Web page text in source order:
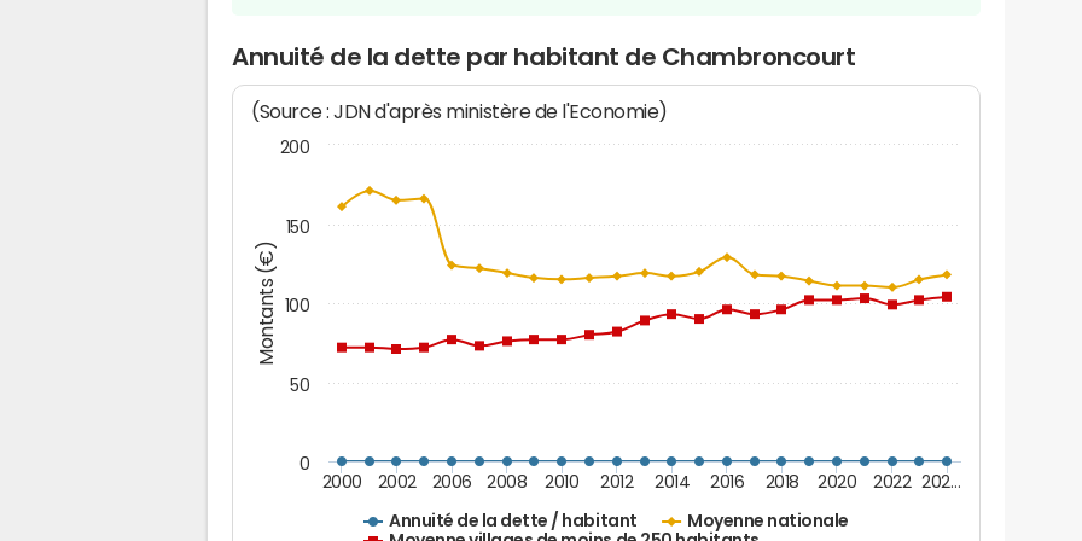
Annuité de la dette par habitant de Chambroncourt
Montants (€)
(Source : JDN d'après ministère de l'Economie)
Annuité de la dette / habitant
Moyenne nationale
2000 2002 2006 2008 2010 2012 2014 2016 2018 2020 2022 202…
0
50
100
150
200